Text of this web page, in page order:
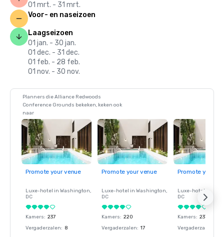
01 mrt. - 31 mrt.
Voor- en naseizoen
Laagseizoen
01 jan. - 30 jan.
01 dec. - 31 dec.
01 feb. - 28 feb.
01 nov. - 30 nov.
Planners die Alliance Redwoods
Conference Grounds bekeken, keken ook
naar
Promote your venue
Luxe-hotel in Washington,
DC
Kamers: 237
Vergaderzalen: 8
Promote your venue
Luxe-hotel in Washington,
DC
Kamers: 220
Vergaderzalen: 17
Promote your
Luxe-hotel in
DC
Kamers: 237
Vergaderzalen